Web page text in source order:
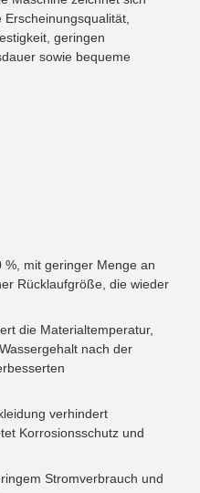
geringen
sowie bequeme
%, mit geringer Menge an
Rücklaufgröße, die wieder
die Materialtemperatur,
nach der
verhindert
Korrosionsschutz und
Stromverbrauch und